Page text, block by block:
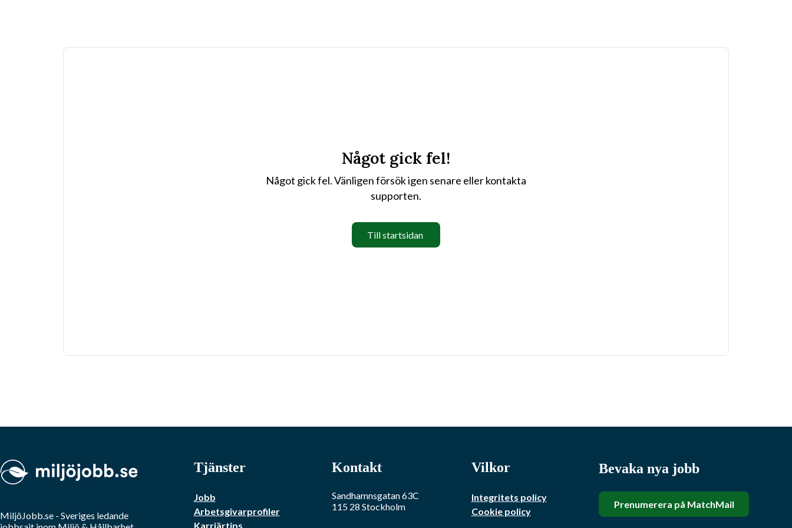
Något gick fel!
Något gick fel. Vänligen försök igen senare eller kontakta
supporten.
Till startsidan
MiljöJobb.se - Sveriges ledande
Tjänster
Jobb
Arbetsgivarprofiler
Karriärtips
Kontakt
Sandhamnsgatan 63C
115 28 Stockholm
Vilkor
Integritets policy
Cookie policy
Bevaka nya jobb
Prenumerera på MatchMail